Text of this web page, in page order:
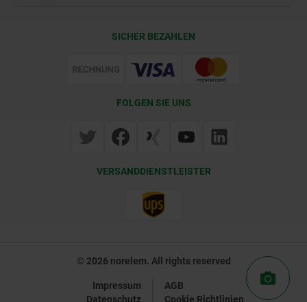
SICHER BEZAHLEN
FOLGEN SIE UNS
VERSANDDIENSTLEISTER
© 2026 norelem. All rights reserved
Impressum
AGB
Datenschutz
Cookie Richtlinien